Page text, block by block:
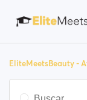
EliteMeetsBeauty -